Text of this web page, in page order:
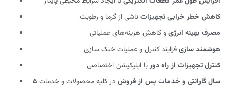
کاهش خطر خرابی تجهیزاتناشی از گرما و رطوبت
مصرف بهینه انرژیو کاهش هزینه‌های عملیاتی
هوشمند سازیفرایند کنترل و عملیات خنک سازی
کنترل تجهیزات از راه دوربا اپلیکیشن اختصاصی
۵ سال گارانتی و خدمات پس از فروش در کلیه محصولات و خدمات